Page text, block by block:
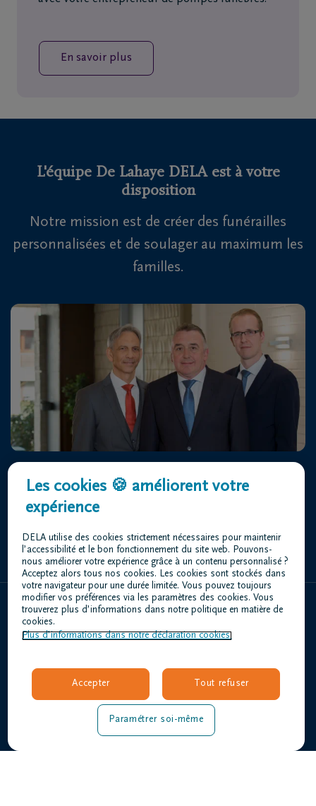
En savoir plus
L'équipe De Lahaye DELA est à votre
disposition
Notre mission est de créer des funérailles
personnalisées et de soulager au maximum les
familles.
Rue Surlet 24-26 4020 Liège
+32 4 343 23 85
À propos de nous
Organiser des funérailles
Notre centre funéraire
Questions fréquemment posées
Les cookies 🍪 améliorent votre
expérience
DELA utilise des cookies strictement nécessaires pour maintenir
l’accessibilité et le bon fonctionnement du site web. Pouvons-
nous améliorer votre expérience grâce à un contenu personnalisé ?
Acceptez alors tous nos cookies. Les cookies sont stockés dans
votre navigateur pour une durée limitée. Vous pouvez toujours
modifier vos préférences via les paramètres des cookies. Vous
trouverez plus d’informations dans notre politique en matière de
cookies.
Plus d’informations dans notre déclaration cookies.
Accepter Tout refuser
Paramétrer soi-même